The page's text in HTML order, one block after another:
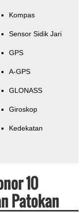
Kompas
Sensor Sidik Jari
GPS
A-GPS
GLONASS
Giroskop
Kedekatan
10
Patokan